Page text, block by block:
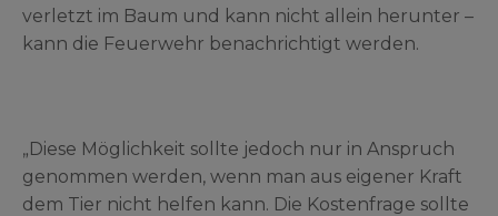
verletzt im Baum und kann nicht allein herunter –
kann die Feuerwehr benachrichtigt werden.
„Diese Möglichkeit sollte jedoch nur in Anspruch
genommen werden, wenn man aus eigener Kraft
dem Tier nicht helfen kann. Die Kostenfrage sollte